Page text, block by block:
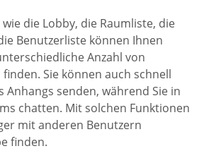
die Lobby, die Raumliste, die
Benutzerliste können Ihnen
Anzahl von
Sie können auch schnell
Anhangs senden, während Sie in
chatten. Mit solchen Funktionen
mit anderen Benutzern
finden.